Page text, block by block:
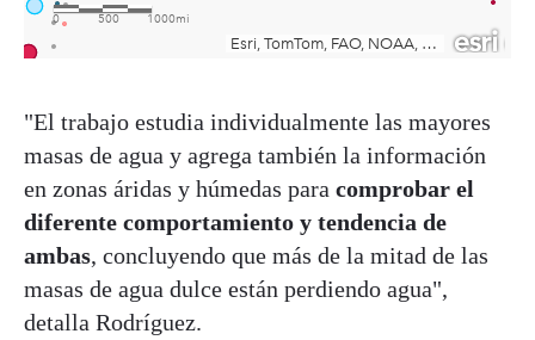
"El trabajo estudia individualmente las mayores
masas de agua y agrega también la información
en zonas áridas y húmedas para comprobar el
diferente comportamiento y tendencia de
ambas, concluyendo que más de la mitad de las
masas de agua dulce están perdiendo agua",
detalla Rodríguez.